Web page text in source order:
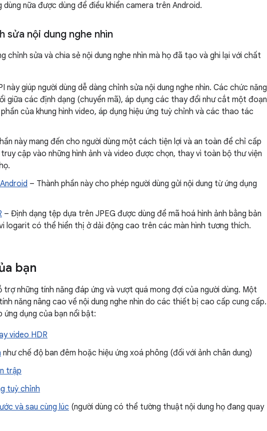
dùng nữa được dùng để điều khiển camera trên Android.
sửa nội dung nghe nhìn
chỉnh sửa và chia sẻ nội dung nghe nhìn mà họ đã tạo và ghi lại với chất
này giúp người dùng dễ dàng chỉnh sửa nội dung nghe nhìn. Các chức năng
giữa các định dạng (chuyển mã), áp dụng các thay đổi như cắt một đoạn
của khung hình video, áp dụng hiệu ứng tuỳ chỉnh và các thao tác
này mang đến cho người dùng một cách tiện lợi và an toàn để chỉ cấp
cập vào những hình ảnh và video được chọn, thay vì toàn bộ thư viện
– Thành phần này cho phép người dùng gửi nội dung từ ứng dụng
– Định dạng tệp dựa trên JPEG được dùng để mã hoá hình ảnh bằng bản
logarit có thể hiển thị ở dải động cao trên các màn hình tương thích.
bạn
trợ những tính năng đáp ứng và vượt quá mong đợi của người dùng. Một
năng nâng cao về nội dung nghe nhìn do các thiết bị cao cấp cung cấp.
dụng của bạn nổi bật:
video HDR
như chế độ ban đêm hoặc hiệu ứng xoá phông (đối với ảnh chân dung)
trập
tuỳ chỉnh
và sau cùng lúc (người dùng có thể tường thuật nội dung họ đang quay